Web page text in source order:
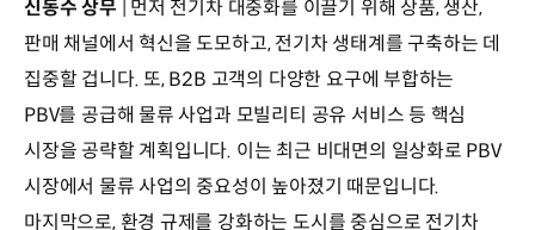
신동수 상무 | 먼저 전기차 대중화를 이끌기 위해 상품, 생산,
판매 채널에서 혁신을 도모하고, 전기차 생태계를 구축하는 데
집중할 겁니다. 또, B2B 고객의 다양한 요구에 부합하는
PBV를 공급해 물류 사업과 모빌리티 공유 서비스 등 핵심
시장을 공략할 계획입니다. 이는 최근 비대면의 일상화로 PBV
시장에서 물류 사업의 중요성이 높아졌기 때문입니다.
마지막으로, 환경 규제를 강화하는 도시를 중심으로 전기차